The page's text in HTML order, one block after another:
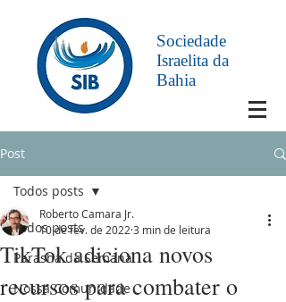
Sociedade
Israelita da
Bahia
Post
Todos posts
Parashá da Semana
Nossa Comunidade
Todos posts
TikTok adiciona novos
recursos para combater o
Roberto Camara Jr.
10 de fev. de 2022 3 min de leitura